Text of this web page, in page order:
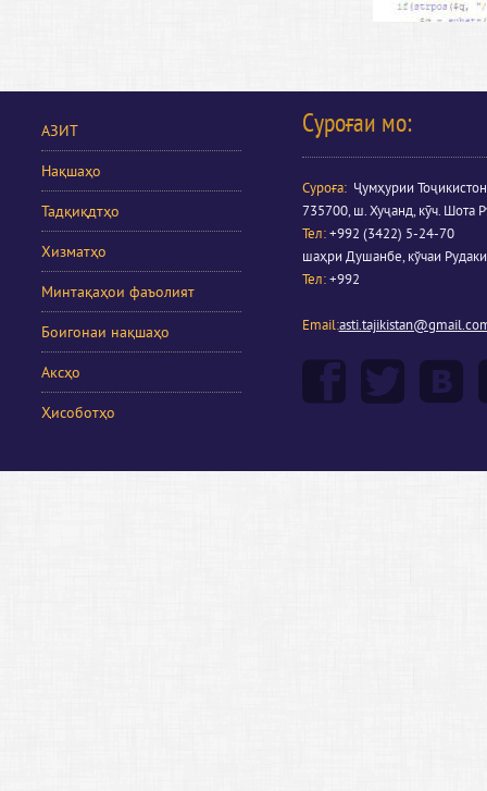
АЗИТ
Нақшаҳо
Тадқиқдтҳо
Хизматҳо
Минтақаҳои фаъолият
Боигонаи нақшаҳо
Аксҳо
Ҳисоботҳо
Суроғаи мо:
Суроға:Ҷумҳурии Тоҷикистон
735700, ш. Хуҷанд, кӯч. Шота
Тел:+992 (3422) 5-24-70
шаҳри Душанбе, кўчаи
Тел:+992
Email: